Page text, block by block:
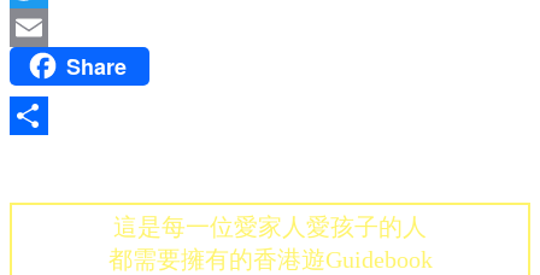
Twitter
Email Share
這是每一位愛家人愛孩子的人
都需要擁有的香港遊Guidebook